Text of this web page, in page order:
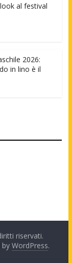
al festival
2026:
in lino è il
riservati.
by WordPress.